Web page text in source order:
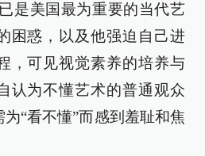
是美国最为重要的当代艺
困惑，以及他强迫自己进
，可见视觉素养的培养与
认为不懂艺术的普通观众
“看不懂”而感到羞耻和焦